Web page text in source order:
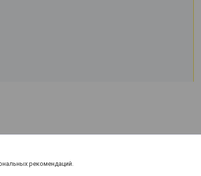
рекомендаций.